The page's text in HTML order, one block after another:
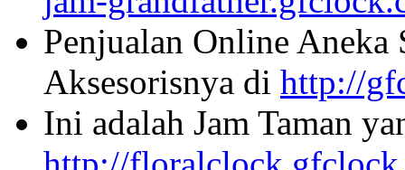
Penjualan Online Aneka
Aksesorisnya di http://
Ini adalah Jam Taman